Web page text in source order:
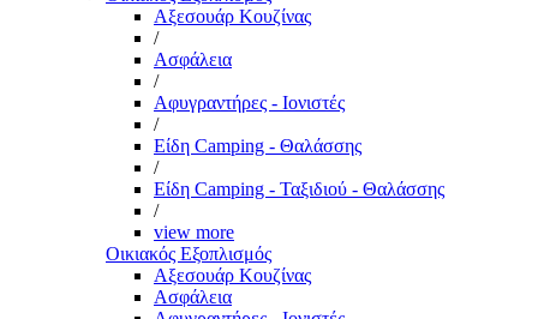
Αξεσουάρ Κουζίνας
/
Ασφάλεια
/
Αφυγραντήρες - Ιονιστές
/
Είδη Camping - Θαλάσσης
/
Είδη Camping - Ταξιδιού - Θαλάσσης
/
view more
Οικιακός Εξοπλισμός
Αξεσουάρ Κουζίνας
Ασφάλεια